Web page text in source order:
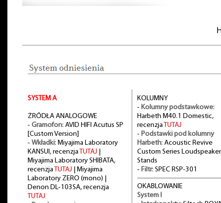
SYSTEM A
ŻRÓDŁA ANALOGOWE
- Gramofon: AVID HIFI Acutus SP
[Custom Version]
- Wkładki: Miyajima Laboratory
KANSUI, recenzja TUTAJ
Miyajima Laboratory SHIBATA,
recenzja TUTAJ | Miyajima
Laboratory ZERO (mono) |
Denon DL-103SA, recenzja
TUTAJ
KOLUMNY
- Kolumny podstawkowe:
Harbeth M40.1 Domestic,
recenzja TUTAJ
- Podstawki pod kolumny
Harbeth: Acoustic Revive
Custom Series Loudspeaker
Stands
- Filtr: SPEC RSP-301
OKABLOWANIE
System I